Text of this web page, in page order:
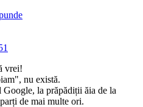
vrei!
nu există.
la prăpădiții ăia de la
de mai multe ori.